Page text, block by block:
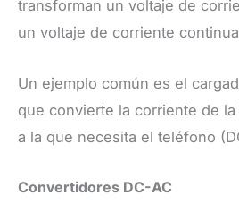
transforman un voltaje de
un voltaje de corriente
Un ejemplo común es el
que convierte la corriente de la
a la que necesita el teléfono
Convertidores DC-AC